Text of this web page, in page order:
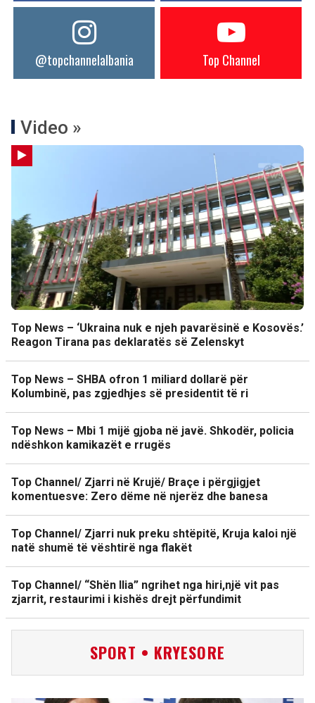
@topchannelalbania Top Channel
Video »
Top News – ‘Ukraina nuk e njeh pavarësinë e Kosovës.’
Reagon Tirana pas deklaratës së Zelenskyt
Top News – SHBA ofron 1 miliard dollarë për
Kolumbinë, pas zgjedhjes së presidentit të ri
Top News – Mbi 1 mijë gjoba në javë. Shkodër, policia
ndëshkon kamikazët e rrugës
Top Channel/ Zjarri në Krujë/ Braçe i përgjigjet
komentuesve: Zero dëme në njerëz dhe banesa
Top Channel/ Zjarri nuk preku shtëpitë, Kruja kaloi një
natë shumë të vështirë nga flakët
Top Channel/ “Shën Ilia” ngrihet nga hiri,një vit pas
zjarrit, restaurimi i kishës drejt përfundimit
SPORT • KRYESORE